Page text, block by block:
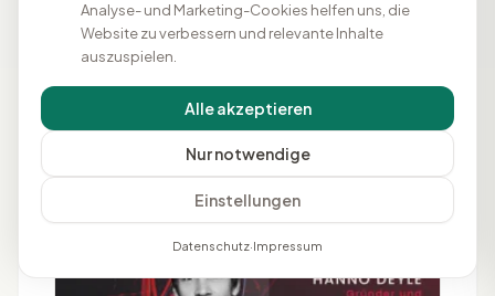
Mehr Wissen rund um SAP
BusinessObjects BI
Themenrelevante Videos, Magazinartikel und
Lexikon-Begriffe, die zu diesem Produkt, seinem
Einsatzfeld und typischen Fragestellungen passen.
Passende Videos
Analyse- und Marketing-Cookies helfen uns, die
Website zu verbessern und relevante Inhalte
auszuspielen.
Alle akzeptieren
Nur notwendige
Einstellungen
Datenschutz·Impressum